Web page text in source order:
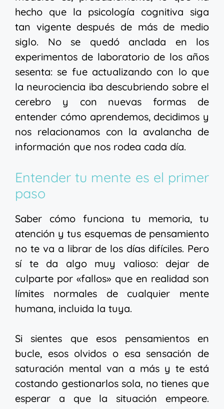
hecho que la psicología cognitiva siga
tan vigente después de más de medio
siglo. No se quedó anclada en los
experimentos de laboratorio de los años
sesenta: se fue actualizando con lo que
la neurociencia iba descubriendo sobre el
cerebro y con nuevas formas de
entender cómo aprendemos, decidimos y
nos relacionamos con la avalancha de
información que nos rodea cada día.
Entender tu mente es el primer
paso
Saber cómo funciona tu memoria, tu
atención y tus esquemas de pensamiento
no te va a librar de los días difíciles. Pero
sí te da algo muy valioso: dejar de
culparte por «fallos» que en realidad son
límites normales de cualquier mente
humana, incluida la tuya.
Si sientes que esos pensamientos en
bucle, esos olvidos o esa sensación de
saturación mental van a más y te está
costando gestionarlos sola, no tienes que
esperar a que la situación empeore.